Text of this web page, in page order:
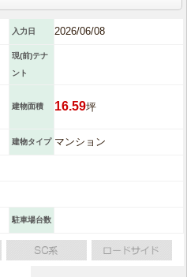
入力日 2026/06/08
現(前)テナ
ント
建物面積 16.59坪
建物タイプ マンション
駐車場台数